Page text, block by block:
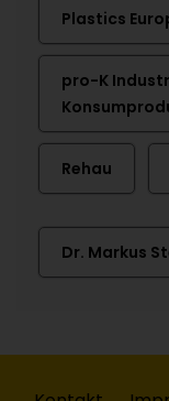
Plastics
pro-K
Rehau
Dr. Markus